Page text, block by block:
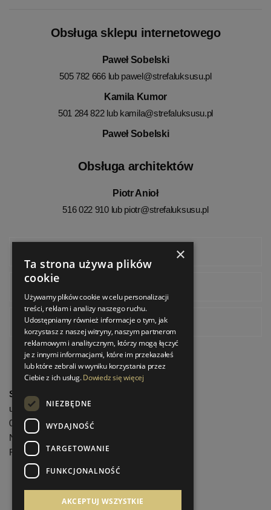
Obsługa sklepu internetowego
Paweł Sobelski
505 782 666 lub pawel@strefaluksusu.pl
Kamila Kumor
501 284 822 lub kamila@strefaluksusu.pl
Paweł Sobelski
Obsługa architektów
Piotr Anioł
516 022 910 lub piotr@strefaluksusu.pl
Pinterest
StrefaLuksusu.pl
ul. Bartycka 24/26 Pawilon 227
00-716 Warszawa
NIP: 8251972213
REGON: 06035139
Menu informacyjne
×
Ta strona używa plików
cookie
Używamy plików cookie w celu personalizacji
treści, reklam i analizy naszego ruchu.
Udostępniamy również informacje o tym, jak
korzystasz z naszej witryny, naszym partnerom
reklamowym i analitycznym, którzy mogą łączyć
je z innymi informacjami, które im przekazałeś
lub które zebrali w wyniku korzystania przez
Ciebie z ich usług.Dowiedz się więcej
NIEZBĘDNE
WYDAJNOŚĆ
TARGETOWANIE
FUNKCJONALNOŚĆ
AKCEPTUJ WSZYSTKIE